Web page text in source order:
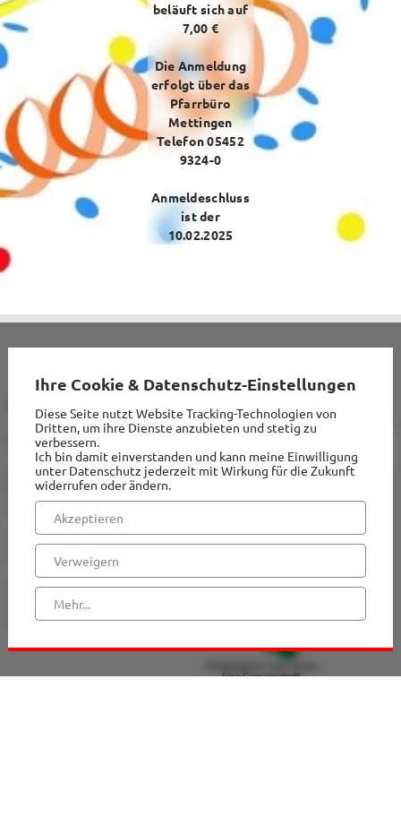
Seelsorgeteam
Verwaltung
Pfarrbüro
Küster + Organist
Kirchen
St. Margaretha Westerkappeln
St. Hedwig Lotte
St. Franziskus Wersen
Auferstehungskapelle, Gut Langenbrück
beläuft sich auf
7,00 €
Die Anmeldung
erfolgt über das
Pfarrbüro
Mettingen
Telefon 05452
9324-0
Anmeldeschluss
ist der
10.02.2025
Kath. Kirchengemeinde
St. Margaretha
Friedensstraße 11
49492 Westerkappeln
Telefon: 05404 / 2474
Telefax: 05404 / 3009
stmargaretha-
westerkappeln@bistum-
muenster.de
INFORMATIONEN
Impressum
Datenschutz
Ihre Cookie & Datenschutz-Einstellungen
Diese Seite nutzt Website Tracking-Technologien von
Dritten, um ihre Dienste anzubieten und stetig zu
verbessern.
Ich bin damit einverstanden und kann meine Einwilligung
unter Datenschutz jederzeit mit Wirkung für die Zukunft
widerrufen oder ändern.
Akzeptieren
Verweigern
Mehr...